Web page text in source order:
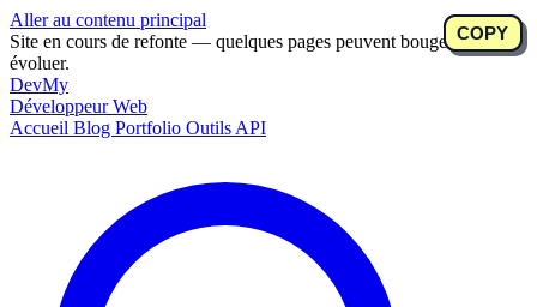
Aller au contenu principal
Site en cours de refonte — quelques pages peuvent bouger ou
évoluer.
DevMy
Développeur Web
Accueil Blog Portfolio Outils API
COPY
COPY